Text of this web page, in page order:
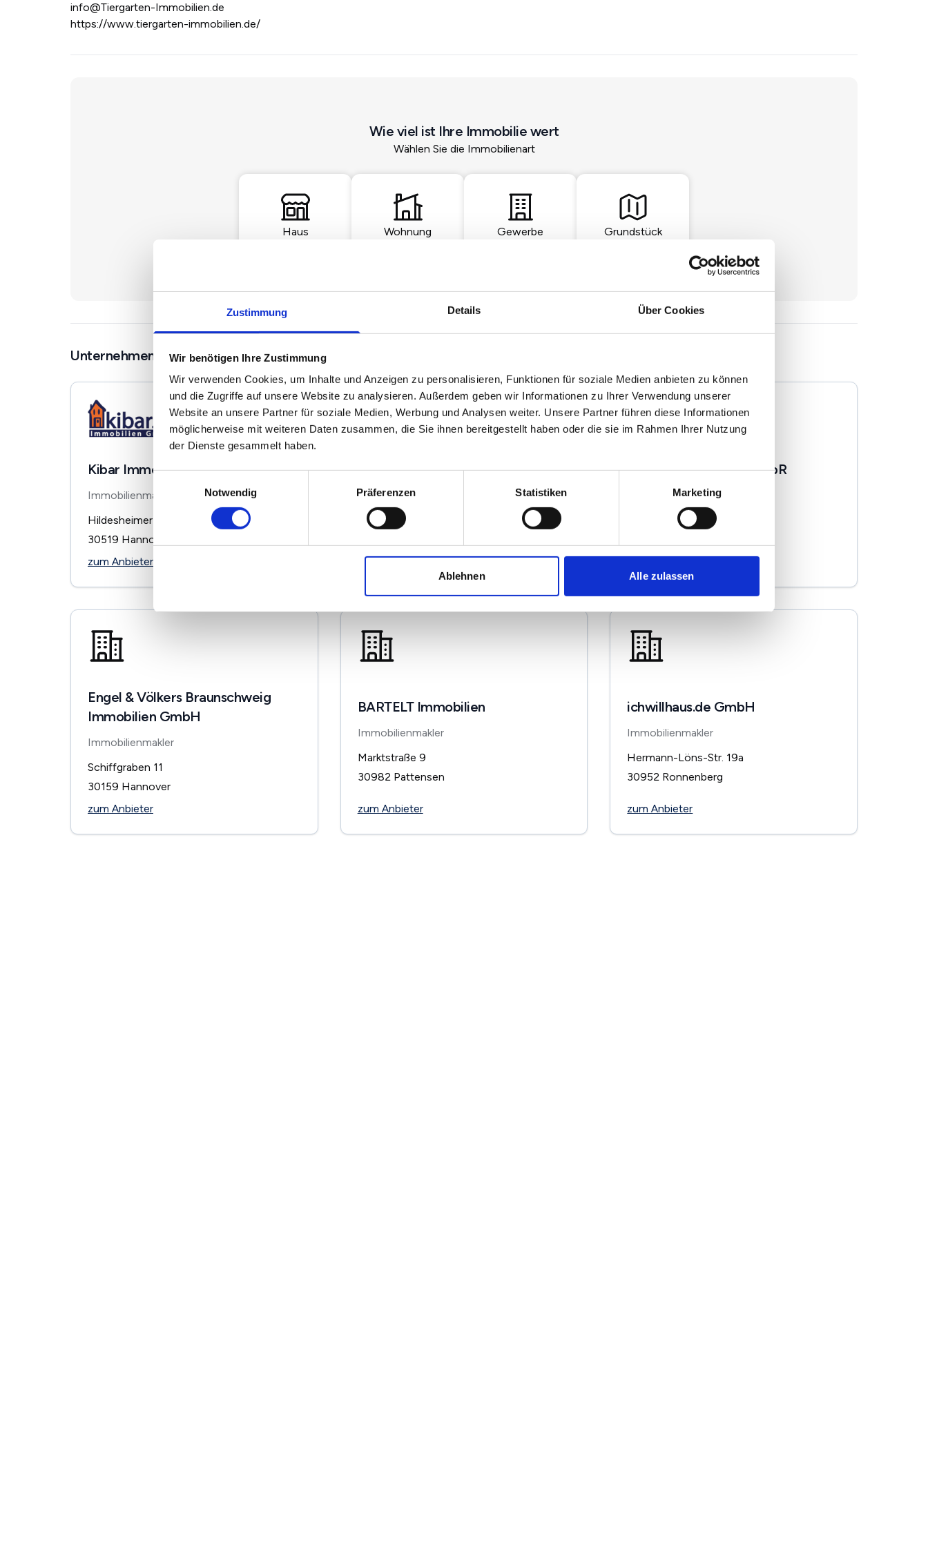
Zustimmung Details Über Cookies
Wir benötigen Ihre Zustimmung
Wir verwenden Cookies, um Inhalte und Anzeigen zu personalisieren, Funktionen für soziale Medien anbieten zu können
und die Zugriffe auf unsere Website zu analysieren. Außerdem geben wir Informationen zu Ihrer Verwendung unserer
Website an unsere Partner für soziale Medien, Werbung und Analysen weiter. Unsere Partner führen diese Informationen
möglicherweise mit weiteren Daten zusammen, die Sie ihnen bereitgestellt haben oder die sie im Rahmen Ihrer Nutzung
der Dienste gesammelt haben.
Einwilligungsauswahl
Notwendig
Präferenzen Statistiken Marketing
Ablehnen Alle zulassen
info@Tiergarten-Immobilien.de
https://www.tiergarten-immobilien.de/
Wie viel ist Ihre Immobilie wert
Wählen Sie die Immobilienart
Haus Wohnung Gewerbe Grundstück
Unternehmen in der Nähe
Kibar Immobilien GmbH
Immobilienmakler
Hildesheimer Str. 234
30519 Hannover
zum Anbieter
Dirk Klische Immobilien GmbH
Immobilienmakler
Brabeckstraße 112A
zum Anbieter
RFIVE - IMMOBILIEN GbR
Immobilienmakler
Dorfstraße 9
Engel & Völkers Braunschweig
Immobilien GmbH
Immobilienmakler
Schiffgraben 11
30159 Hannover
zum Anbieter
BARTELT Immobilien
Immobilienmakler
Marktstraße 9
30982 Pattensen
zum Anbieter
ichwillhaus.de GmbH
Immobilienmakler
Hermann-Löns-Str. 19a
30952 Ronnenberg
zum Anbieter